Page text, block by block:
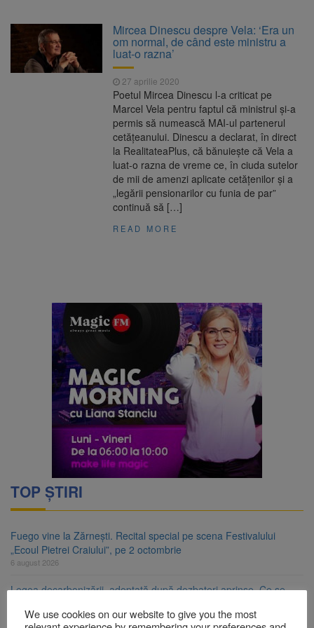
Ucrainei încă 1,4 miliarde de euro din
veniturile activelor rusești înghețate
6 august 2026
Motorina a ajuns la 11,68 lei
în unele benzinării
Fuego vine la Zărnești.
Recital special pe scena Festivalului „Ecoul
Pietrei Craiului”, pe 2 octombrie
Mircea Dinescu despre Vela: ‘Era un
om normal, de când este ministru a
luat-o razna’
27 aprilie 2020
Poetul Mircea Dinescu l-a criticat pe
Marcel Vela pentru faptul că ministrul și-a
permis să numească MAI-ul partenerul
cetățeanului. Dinescu a declarat, în direct
la RealitateaPlus, că bănuiește că Vela a
luat-o razna de vreme ce, în ciuda sutelor
de mii de amenzi aplicate cetățenilor și a
„legării pensionarilor cu funia de par”
continuă să […]
READ MORE
TOP ȘTIRI
Fuego vine la Zărnești. Recital special pe scena Festivalului
„Ecoul Pietrei Craiului”, pe 2 octombrie
6 august 2026
Legea decarbonizării, adoptată după dezbateri aprinse. Ce se
6 august 2026
We use cookies on our website to give you the most